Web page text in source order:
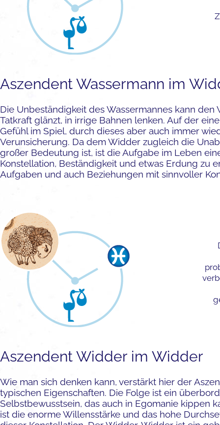
Aszendent Wassermann im
Die Unbeständigkeit des Wassermannes kann den
Tatkraft glänzt, in irrige Bahnen lenken. Auf der
Gefühl im Spiel, durch dieses aber auch immer
Verunsicherung. Da dem Widder zugleich die
großer Bedeutung ist, ist die Aufgabe im Leben
Konstellation, Beständigkeit und etwas Erdung zu
Aufgaben und auch Beziehungen mit sinnvoller
Aszendent Widder im Widder
Wie man sich denken kann, verstärkt hier der
typischen Eigenschaften. Die Folge ist ein
Selbstbewusstsein, das auch in Egomanie kippen
ist die enorme Willensstärke und das hohe